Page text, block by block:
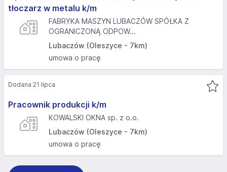
tłoczarz w metalu k/m
FABRYKA MASZYN LUBACZÓW SPÓŁKA Z
OGRANICZONĄ ODPOW...
Lubaczów (Oleszyce - 7km)
umowa o pracę
Pracownik produkcji k/m
KOWALSKI OKNA sp. z o.o.
Lubaczów (Oleszyce - 7km)
umowa o pracę
Dodana 21 lipca